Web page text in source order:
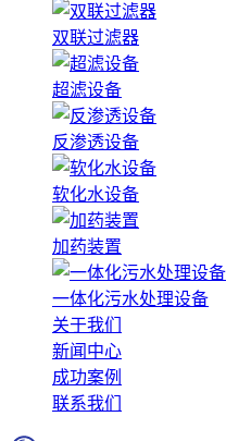
双联过滤器
超滤设备
反渗透设备
软化水设备
加药装置
一体化污水处理设备
关于我们
新闻中心
成功案例
联系我们